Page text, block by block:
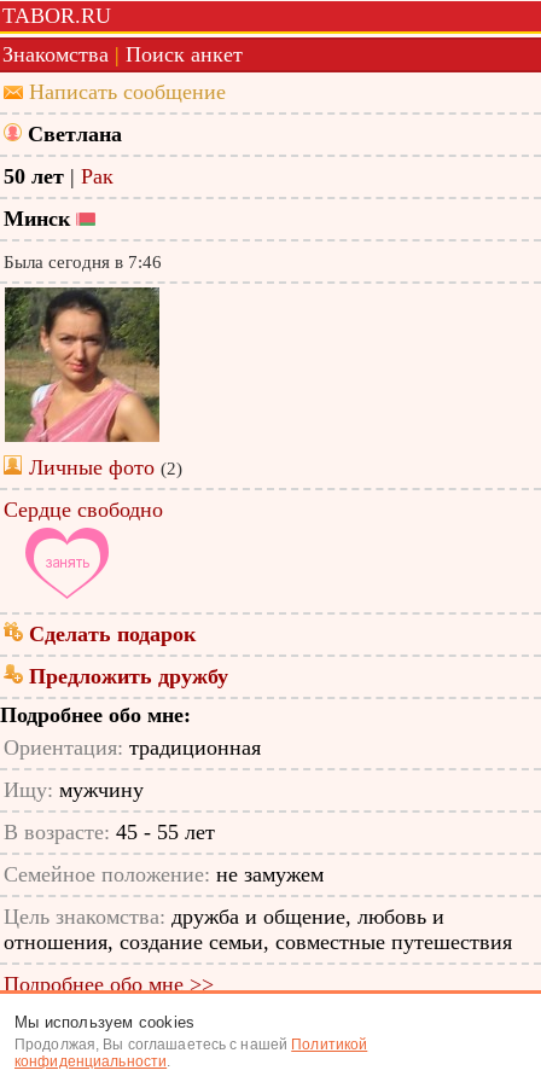
TABOR.RU
Знакомства | Поиск анкет
Написать сообщение
Светлана
50 лет | Рак
Минск
Была сегодня в 7:46
Личные фото (2)
Сердце свободно
Сделать подарок
Предложить дружбу
Подробнее обо мне:
Ориентация: традиционная
Ищу: мужчину
В возрасте: 45 - 55 лет
Семейное положение: не замужем
Цель знакомства: дружба и общение, любовь и
отношения, создание семьи, совместные путешествия
Подробнее обо мне >>
ID анкеты: 12633332
Знакомства|Поиск анкет
Мы используем cookies
Продолжая, Вы соглашаетесь с нашей Политикой
конфиденциальности.